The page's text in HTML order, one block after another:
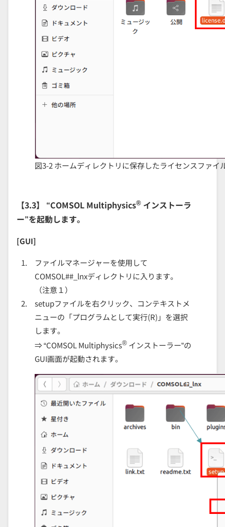
図3-2 ホームディレクトリに保存したライセンスファ
【3.3】 “COMSOL Multiphysics® インストーラ
ー”を起動します。
[GUI]
ファイルマネージャーを使用して
COMSOL##_lnxディレクトリに入ります。
（注意１）
setupファイルを右クリック、コンテキストメ
ニューの「プログラムとして実行(R)」を選択
します。
⇒ “COMSOL Multiphysics® インストーラー”の
GUI画面が起動されます。